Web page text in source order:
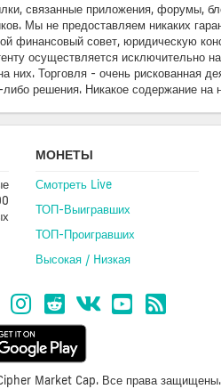
связанные приложения, форумы,
Мы не предоставляем никаких
финансовый совет, юридическую
осуществляется исключительно
Торговля - очень рискованная
решения. Никакое содержание
МОНЕТЫ
Смотреть Live
ТОП-Выигравших
ТОП-Проигравших
Высокая / Hизкая
Market Cap. Все права защищены.